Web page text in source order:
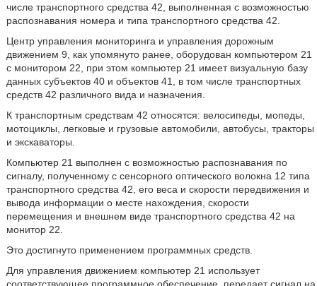
числе транспортного средства 42, выполненная с возможностью
распознавания номера и типа транспортного средства 42.
Центр управления мониторинга и управления дорожным
движением 9, как упомянуто ранее, оборудован компьютером 21
с монитором 22, при этом компьютер 21 имеет визуальную базу
данных субъектов 40 и объектов 41, в том числе транспортных
средств 42 различного вида и назначения.
К транспортным средствам 42 относятся: велосипеды, мопеды,
мотоциклы, легковые и грузовые автомобили, автобусы, тракторы
и экскаваторы.
Компьютер 21 выполнен с возможностью распознавания по
сигналу, полученному с сенсорного оптического волокна 12 типа
транспортного средства 42, его веса и скорости передвижения и
вывода информации о месте нахождения, скорости
перемещения и внешнем виде транспортного средства 42 на
монитор 22.
Это достигнуто применением программных средств.
Для управления движением компьютер 21 использует